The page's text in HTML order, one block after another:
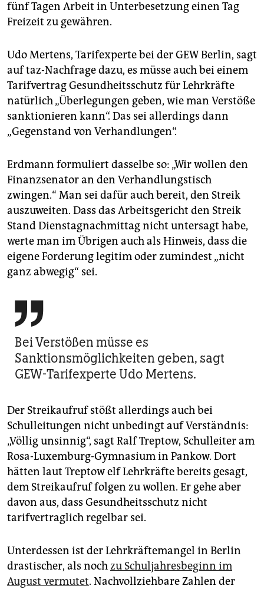
fünf Tagen Arbeit in Unterbesetzung einen Tag
Freizeit zu gewähren.
Udo Mertens, Tarifexperte bei der GEW Berlin, sagt
auf taz-Nachfrage dazu, es müsse auch bei einem
Tarifvertrag Gesundheitsschutz für Lehrkräfte
natürlich „Überlegungen geben, wie man Verstöße
sanktionieren kann“. Das sei allerdings dann
„Gegenstand von Verhandlungen“.
Erdmann formuliert dasselbe so: „Wir wollen den
Finanzsenator an den Verhandlungstisch
zwingen.“ Man sei dafür auch bereit, den Streik
auszuweiten. Dass das Arbeitsgericht den Streik
Stand Dienstagnachmittag nicht untersagt habe,
werte man im Übrigen auch als Hinweis, dass die
eigene Forderung legitim oder zumindest „nicht
ganz abwegig“ sei.

Bei Verstößen müsse es
Sanktionsmöglichkeiten geben, sagt
GEW-Tarifexperte Udo Mertens.
Der Streikaufruf stößt allerdings auch bei
Schulleitungen nicht unbedingt auf Verständnis:
„Völlig unsinnig“, sagt Ralf Treptow, Schulleiter am
Rosa-Luxemburg-Gymnasium in Pankow. Dort
hätten laut Treptow elf Lehrkräfte bereits gesagt,
dem Streikaufruf folgen zu wollen. Er gehe aber
davon aus, dass Gesundheitsschutz nicht
tarifvertraglich regelbar sei.
Unterdessen ist der Lehrkräftemangel in Berlin
drastischer, als nochzu Schuljahresbeginn im
August vermutet. Nachvollziehbare Zahlen der